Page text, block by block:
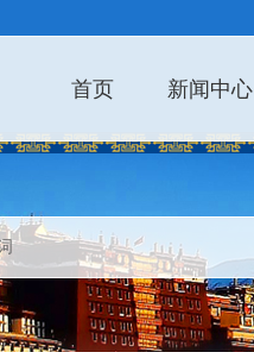
首页 新闻中心